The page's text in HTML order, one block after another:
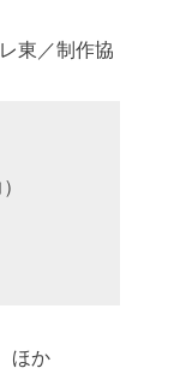
東／制作協
ほか